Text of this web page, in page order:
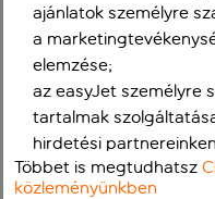
ajánlatok személyre
a
elemzése;
az easyJet személyre
tartalmak
hirdetési
Többet is megtudhatsz
közleményünkben